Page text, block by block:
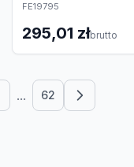
FE19795
295,01 złbrutto
... 62